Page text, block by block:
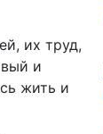
их труд,
и
жить и